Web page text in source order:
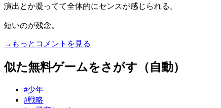
演出とか凝ってて全体的にセンスが感じられる。
短いのが残念。
→もっとコメントを見る
似た無料ゲームをさがす（自動）
#少年
#戦略